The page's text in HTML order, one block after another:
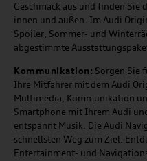
Geschmack aus und finden
innen und außen. Im Audi
Spoiler, Sommer- und
abgestimmte
Kommunikation: Sorgen Sie
Ihre Mitfahrer mit dem Audi
Multimedia, Kommunikation
Smartphone mit Ihrem Audi
entspannt Musik. Die Audi
schnellsten Weg zum Ziel.
Entertainment- und